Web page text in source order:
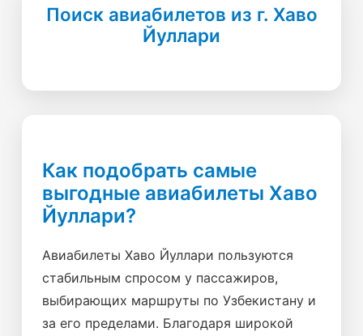
Поиск авиабилетов из г. Хаво
Йуллари
Как подобрать самые
выгодные авиабилеты Хаво
Йуллари?
Авиабилеты Хаво Йуллари пользуются
стабильным спросом у пассажиров,
выбирающих маршруты по Узбекистану и
за его пределами. Благодаря широкой